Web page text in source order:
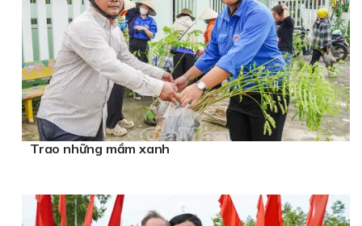
Trao những mầm xanh